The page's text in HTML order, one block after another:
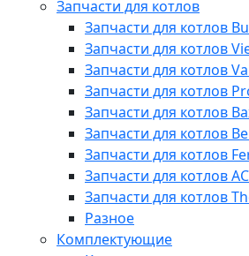
Запчасти для котлов
Запчасти для котлов
Запчасти для котлов
Запчасти для котлов
Запчасти для котлов
Запчасти для котлов
Запчасти для котлов
Запчасти для котлов
Запчасти для котлов
Запчасти для котлов
Разное
Комплектующие